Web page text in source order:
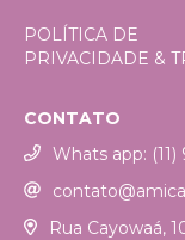
POLÍTICA DE
PRIVACIDADE &
CONTATO
Whats app: (11)
Rua Cayowaá,